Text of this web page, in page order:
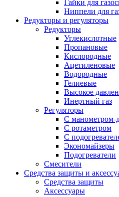
Гайки для
Ниппели для
Редукторы и регуляторы
Редукторы
Углекислотные
Пропановые
Кислородные
Ацетиленовые
Водородные
Гелиевые
Высокое
Инертный газ
Регуляторы
С манометром-
С ротаметром
С
Экономайзеры
Подогреватели
Смесители
Средства защиты и
Средства защиты
Аксессуары